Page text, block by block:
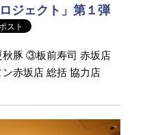
ジェクト」第１弾
豚 ③板前寿司 赤坂店
赤坂店 総括 協力店